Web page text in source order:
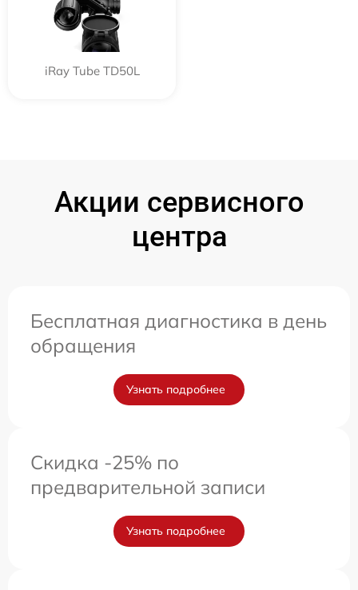
iRay Tube TD50L
Акции сервисного
центра
Бесплатная диагностика в день
обращения
Узнать подробнее
Скидка -25% по
предварительной записи
Узнать подробнее